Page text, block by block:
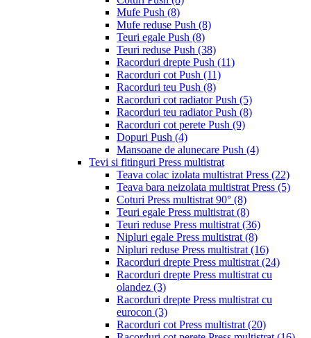
Mufe Push (8)
Mufe reduse Push (8)
Teuri egale Push (8)
Teuri reduse Push (38)
Racorduri drepte Push (11)
Racorduri cot Push (11)
Racorduri teu Push (8)
Racorduri cot radiator Push (5)
Racorduri teu radiator Push (8)
Racorduri cot perete Push (9)
Dopuri Push (4)
Mansoane de alunecare Push (4)
Tevi si fitinguri Press multistrat
Teava colac izolata multistrat Press (22)
Teava bara neizolata multistrat Press (5)
Coturi Press multistrat 90° (8)
Teuri egale Press multistrat (8)
Teuri reduse Press multistrat (36)
Nipluri egale Press multistrat (8)
Nipluri reduse Press multistrat (16)
Racorduri drepte Press multistrat (24)
Racorduri drepte Press multistrat cu
olandez (3)
Racorduri drepte Press multistrat cu
eurocon (3)
Racorduri cot Press multistrat (20)